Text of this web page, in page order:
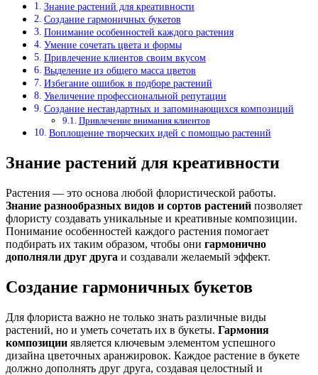
Знание растений для креативности
Создание гармоничных букетов
Понимание особенностей каждого растения
Умение сочетать цвета и формы
Привлечение клиентов своим вкусом
Выделение из общего масса цветов
Избегание ошибок в подборе растений
Увеличение профессиональной репутации
Создание нестандартных и запоминающихся композиций
Привлечение внимания клиентов
Воплощение творческих идей с помощью растений
Знание растений для креативности
Растения — это основа любой флористической работы.
Знание разнообразных видов и сортов растений позволяет
флористу создавать уникальные и креативные композиции.
Понимание особенностей каждого растения помогает
подбирать их таким образом, чтобы они гармонично
дополняли друг друга и создавали желаемый эффект.
Создание гармоничных букетов
Для флориста важно не только знать различные виды
растений, но и уметь сочетать их в букеты. Гармония
композиции является ключевым элементом успешного
дизайна цветочных аранжировок. Каждое растение в букете
должно дополнять друг друга, создавая целостный и